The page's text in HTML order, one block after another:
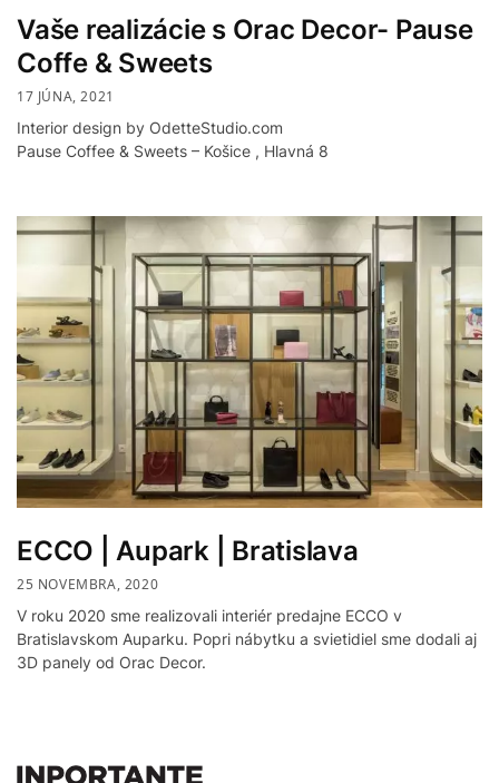
Vaše realizácie s Orac Decor- Pause
Coffe & Sweets
17 JÚNA, 2021
Interior design by OdetteStudio.com
Pause Coffee & Sweets – Košice , Hlavná 8
ECCO | Aupark | Bratislava
25 NOVEMBRA, 2020
V roku 2020 sme realizovali interiér predajne ECCO v
Bratislavskom Auparku. Popri nábytku a svietidiel sme dodali aj
3D panely od Orac Decor.